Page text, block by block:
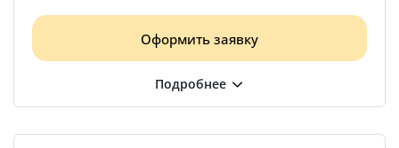
Оформить заявку